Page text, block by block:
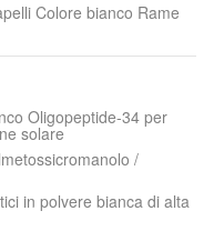
Colore bianco Rame
Oligopeptide-34 per
solare
/
in polvere bianca di alta